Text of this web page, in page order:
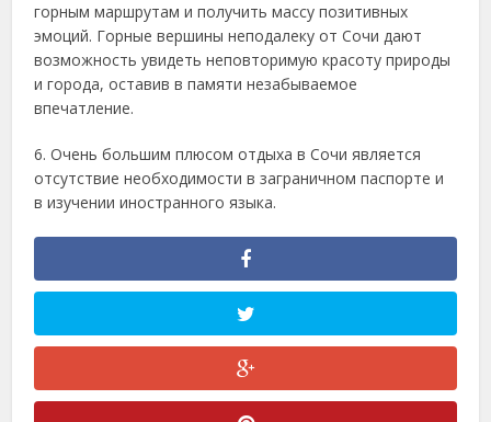
горным маршрутам и получить массу позитивных
эмоций. Горные вершины неподалеку от Сочи дают
возможность увидеть неповторимую красоту природы
и города, оставив в памяти незабываемое
впечатление.
6. Очень большим плюсом отдыха в Сочи является
отсутствие необходимости в заграничном паспорте и
в изучении иностранного языка.